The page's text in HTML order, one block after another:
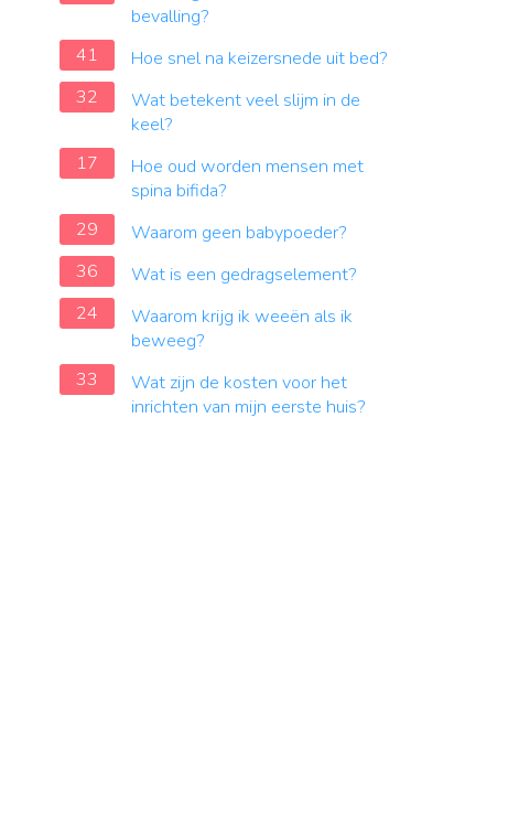
bevalling?
41
Hoe snel na keizersnede uit bed?
32
Wat betekent veel slijm in de
keel?
17
Hoe oud worden mensen met
spina bifida?
29
Waarom geen babypoeder?
36
Wat is een gedragselement?
24
Waarom krijg ik weeën als ik
beweeg?
33
Wat zijn de kosten voor het
inrichten van mijn eerste huis?